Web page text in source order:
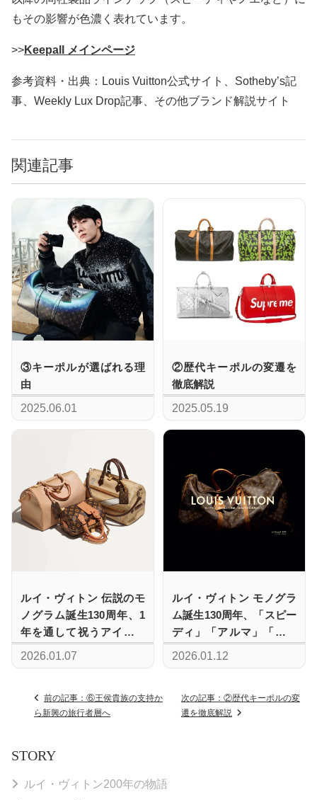
もその影響が色濃く表れています。
>>Keepall メインページ
参考資料・出典：Louis Vuitton公式サイト、Sotheby’s記
事​、Weekly Lux Drop記事​、その他ブランド解説サイト
関連記事
③キーポルが選ばれる理
由
2025.06.01
②歴代キーポルの変遷を
徹底解説
2025.05.19
ルイ・ヴィトン 伝説のモ
ノグラム誕生130周年、1
年を通して祝うアイコン
バッグとアニバーサリー
2026.01.07
ルイ・ヴィトン モノグラ
ム誕生130周年、「スピー
ディ」「アルマ」「キー
ポル」を主役にした記念
2026.01.12
前の記事：⑥王侯貴族の支持か
ら新興の旅行者層へ
次の記事：②歴代キーポルの変
遷を徹底解説
STORY
ルイ・ヴィトン200年の物語